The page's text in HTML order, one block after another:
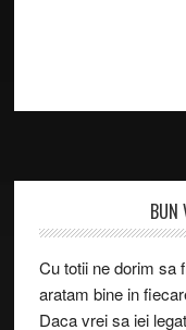
BUN
Cu totii ne dorim sa
aratam bine in
Daca vrei sa iei